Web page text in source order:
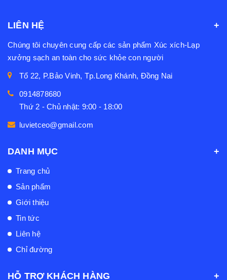
LIÊN HỆ
Chúng tôi chuyên cung cấp các sản phẩm Xúc xích-Lạp
xưởng sạch an toàn cho sức khỏe con người
Tổ 22, P.Bảo Vinh, Tp.Long Khánh, Đồng Nai
0914878680
Thứ 2 - Chủ nhật: 9:00 - 18:00
luvietceo@gmail.com
DANH MỤC
Trang chủ
Sản phẩm
Giới thiệu
Tin tức
Liên hệ
Chỉ đường
HỖ TRỢ KHÁCH HÀNG